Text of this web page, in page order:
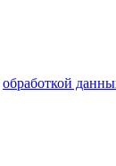
обработкой